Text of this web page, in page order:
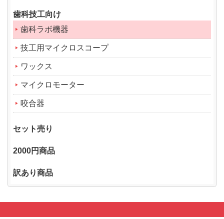
歯科技工向け
歯科ラボ機器
技工用マイクロスコープ
ワックス
マイクロモーター
咬合器
セット売り
2000円商品
訳あり商品